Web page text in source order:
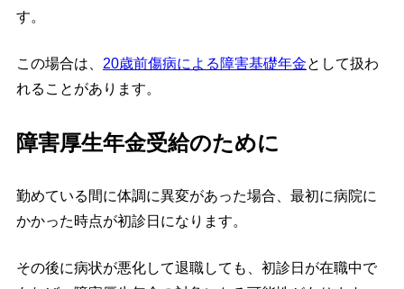
す。
この場合は、 20歳前傷病による障害基礎年金として扱わ
れることがあります。
障害厚生年金受給のために
勤めている間に体調に異変があった場合、最初に病院に
かかった時点が初診日になります。
その後に病状が悪化して退職しても、初診日が在職中で